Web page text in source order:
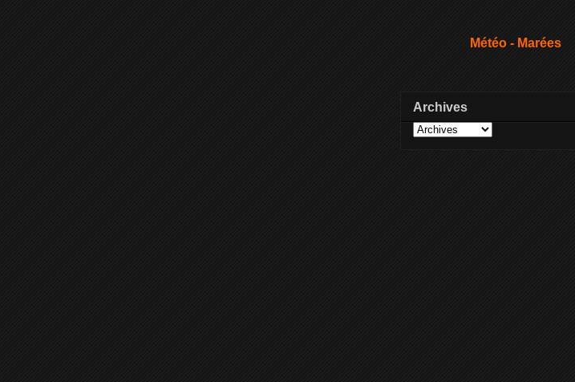
Météo - Marées
Archives